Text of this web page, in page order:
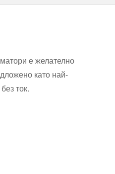
е желателно
като най-
ток.